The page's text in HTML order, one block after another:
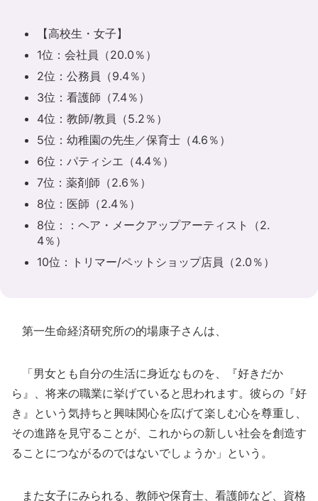
【高校生・女子】
1位：会社員（20.0％）
2位：公務員（9.4％）
3位：看護師（7.4％）
4位：教師/教員（5.2％）
5位：幼稚園の先生／保育士（4.6％）
6位：パティシエ（4.4％）
7位：薬剤師（2.6％）
8位：医師（2.4％）
8位：：ヘア・メークアップアーティスト（2.
4％）
10位：トリマー/ペットショップ店員（2.0％）
第一生命経済研究所の的場康子さんは、
「男女とも自分の生活に身近なものを、『好きだか
ら』、将来の職業に挙げていると思われます。彼らの『好
き』という気持ちと興味関心を広げて楽しむ心を尊重し、
その進路を見守ることが、これからの新しい社会を創造す
ることにつながるのではないでしょうか」という。
また女子にみられる、教師や保育士、看護師など、資格